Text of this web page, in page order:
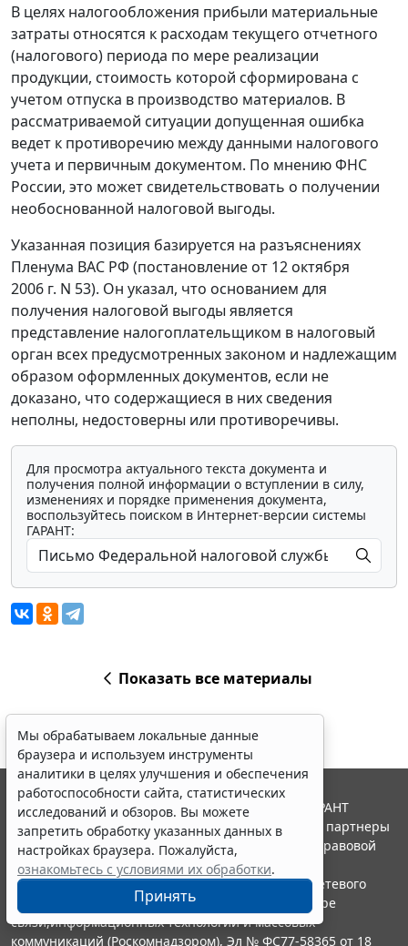
В целях налогообложения прибыли материальные
затраты относятся к расходам текущего отчетного
(налогового) периода по мере реализации
продукции, стоимость которой сформирована с
учетом отпуска в производство материалов. В
рассматриваемой ситуации допущенная ошибка
ведет к противоречию между данными налогового
учета и первичным документом. По мнению ФНС
России, это может свидетельствовать о получении
необоснованной налоговой выгоды.
Указанная позиция базируется на разъяснениях
Пленума ВАС РФ (постановление от 12 октября
2006 г. N 53). Он указал, что основанием для
получения налоговой выгоды является
представление налогоплательщиком в налоговый
орган всех предусмотренных законом и надлежащим
образом оформленных документов, если не
доказано, что содержащиеся в них сведения
неполны, недостоверны или противоречивы.
Для просмотра актуального текста документа и
получения полной информации о вступлении в силу,
изменениях и порядке применения документа,
воспользуйтесь поиском в Интернет-версии системы
ГАРАНТ:
Показать все материалы
Мы обрабатываем локальные данные
браузера и используем инструменты
аналитики в целях улучшения и обеспечения
работоспособности сайта, статистических
исследований и обзоров. Вы можете
запретить обработку указанных данных в
настройках браузера. Пожалуйста,
ознакомьтесь с условиями их обработки.
Принять
© ООО "НПП "ГАРАНТ-СЕРВИС", 2026. Система ГАРАНТ
выпускается с 1990 года. Компания "Гарант" и ее партнеры
являются участниками Российской ассоциации правовой
информации ГАРАНТ.
Портал ГАРАНТ.РУ зарегистрирован в качестве сетевого
издания Федеральной службой по надзору в сфере
связи,информационных технологий и массовых
коммуникаций (Роскомнадзором), Эл № ФС77-58365 от 18